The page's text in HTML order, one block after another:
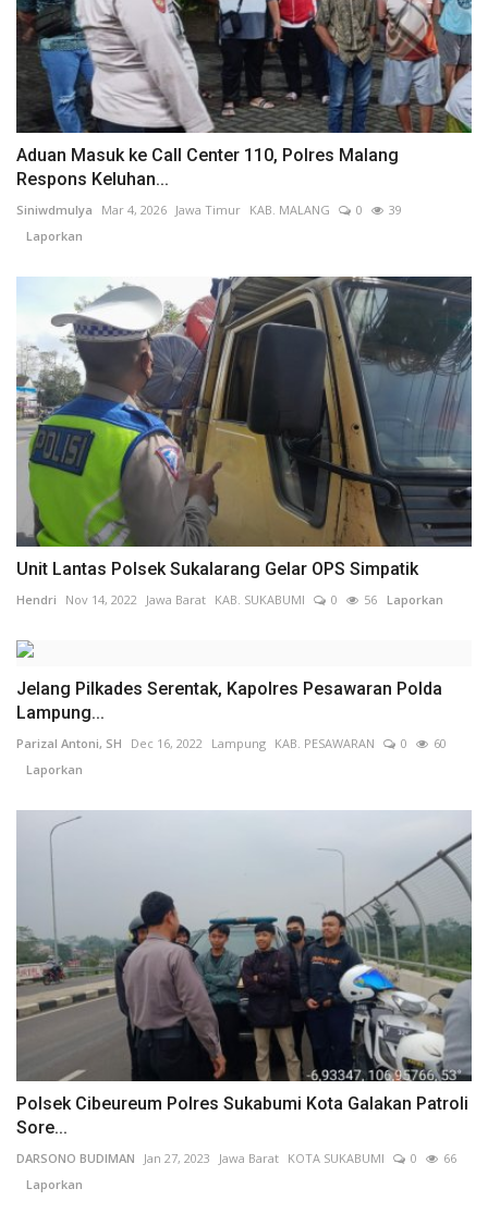
Aduan Masuk ke Call Center 110, Polres Malang
Respons Keluhan...
Siniwdmulya Mar 4, 2026 Jawa Timur KAB. MALANG 0
39
Laporkan
Unit Lantas Polsek Sukalarang Gelar OPS Simpatik
Hendri Nov 14, 2022 Jawa Barat KAB. SUKABUMI 0 56 Laporkan
Jelang Pilkades Serentak, Kapolres Pesawaran Polda
Lampung...
Parizal Antoni, SH Dec 16, 2022 Lampung KAB. PESAWARAN 0
60
Laporkan
Polsek Cibeureum Polres Sukabumi Kota Galakan Patroli
Sore...
DARSONO BUDIMAN Jan 27, 2023 Jawa Barat KOTA SUKABUMI 0
66
Laporkan